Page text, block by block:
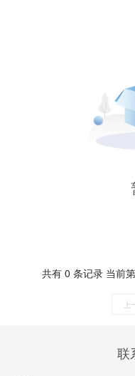
共有 0 条记录 当前
联